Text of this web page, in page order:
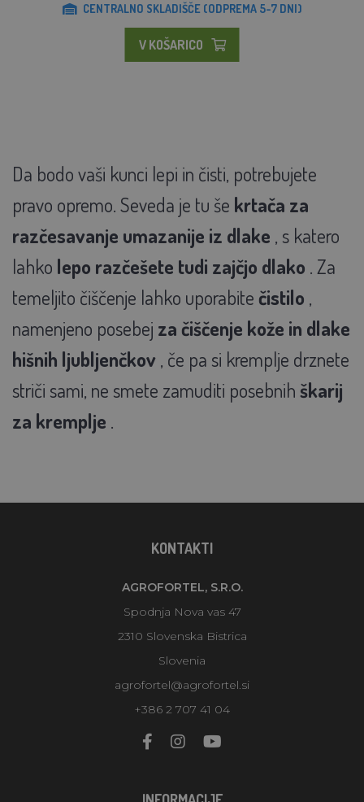
CENTRALNO SKLADIŠČE (ODPREMA 5-7 DNI)
V KOŠARICO
Da bodo vaši kunci lepi in čisti, potrebujete
pravo opremo. Seveda je tu še krtača za
razčesavanje umazanije iz dlake , s katero
lahko lepo razčešete tudi zajčjo dlako . Za
temeljito čiščenje lahko uporabite čistilo ,
namenjeno posebej za čiščenje kože in dlake
hišnih ljubljenčkov, če pa si kremplje drznete
striči sami, ne smete zamuditi posebnihškarij
za kremplje .
KONTAKTI
AGROFORTEL, S.R.O.
Spodnja Nova vas 47
2310 Slovenska Bistrica
Slovenia
agrofortel@agrofortel.si
+386 2 707 41 04